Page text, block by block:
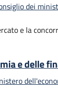
dei
e la
e delle